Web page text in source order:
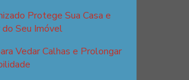
Protege Sua Casa e
Seu Imóvel
Vedar Calhas e Prolongar